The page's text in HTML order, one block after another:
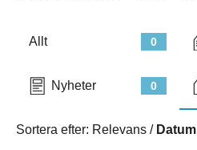
0
Allt
0
Nyheter
Sortera efter: Relevans / Datum